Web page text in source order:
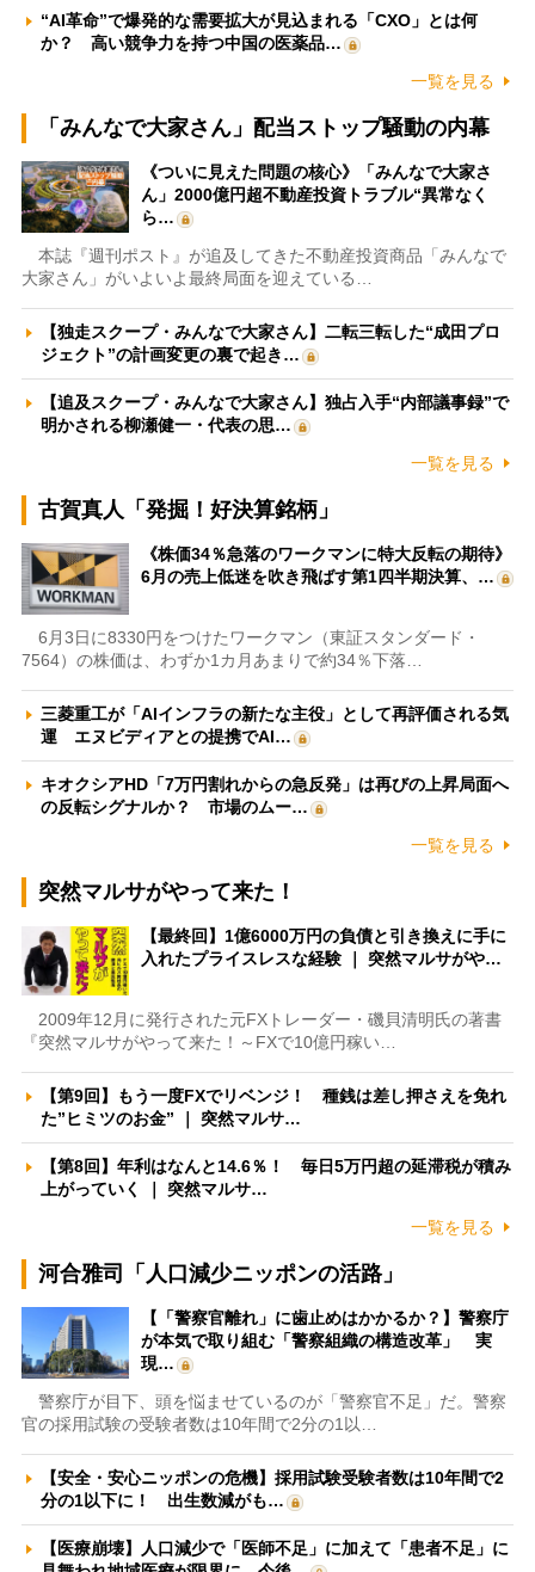
“AI革命”で爆発的な需要拡大が見込まれる「CXO」とは何
か？ 高い競争力を持つ中国の医薬品…
一覧を見る
「みんなで大家さん」配当ストップ騒動の内幕
《ついに見えた問題の核心》「みんなで大家さ
ん」2000億円超不動産投資トラブル“異常なく
ら…
本誌『週刊ポスト』が追及してきた不動産投資商品「みんなで
大家さん」がいよいよ最終局面を迎えている…
【独走スクープ・みんなで大家さん】二転三転した“成田プロ
ジェクト”の計画変更の裏で起き…
【追及スクープ・みんなで大家さん】独占入手“内部議事録”で
明かされる柳瀬健一・代表の思…
一覧を見る
古賀真人「発掘！好決算銘柄」
《株価34％急落のワークマンに特大反転の期待》
6月の売上低迷を吹き飛ばす第1四半期決算、…
6月3日に8330円をつけたワークマン（東証スタンダード・
7564）の株価は、わずか1カ月あまりで約34％下落…
三菱重工が「AIインフラの新たな主役」として再評価される気
運 エヌビディアとの提携でAI…
キオクシアHD「7万円割れからの急反発」は再びの上昇局面へ
の反転シグナルか？ 市場のムー…
一覧を見る
突然マルサがやって来た！
【最終回】1億6000万円の負債と引き換えに手に
入れたプライスレスな経験 ｜ 突然マルサがや…
2009年12月に発行された元FXトレーダー・磯貝清明氏の著書
『突然マルサがやって来た！～FXで10億円稼い…
【第9回】もう一度FXでリベンジ！ 種銭は差し押さえを免れ
た”ヒミツのお金” ｜ 突然マルサ…
【第8回】年利はなんと14.6％！ 毎日5万円超の延滞税が積み
上がっていく ｜ 突然マルサ…
一覧を見る
河合雅司「人口減少ニッポンの活路」
【「警察官離れ」に歯止めはかかるか？】警察庁
が本気で取り組む「警察組織の構造改革」 実
現…
警察庁が目下、頭を悩ませているのが「警察官不足」だ。警察
官の採用試験の受験者数は10年間で2分の1以…
【安全・安心ニッポンの危機】採用試験受験者数は10年間で2
分の1以下に！ 出生数減がも…
【医療崩壊】人口減少で「医師不足」に加えて「患者不足」に